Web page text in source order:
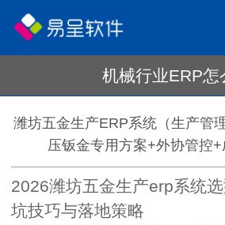
机械行业ERP怎
潍坊五金生产ERP系统（生产管
压钣金专用方案+外协管控
2026潍坊五金生产erp系统
坑技巧与落地策略